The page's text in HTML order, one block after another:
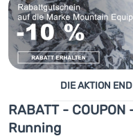
DIE AKTION
RABATT -
Running